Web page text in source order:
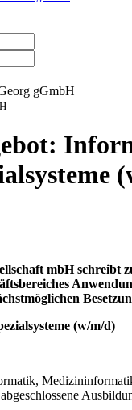
mbH schreibt
(w/m/d)